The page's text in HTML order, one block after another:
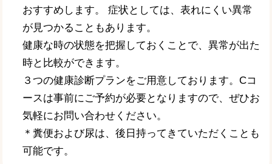
おすすめします。 症状としては、表れにくい異常
が見つかることもあります。
健康な時の状態を把握しておくことで、異常が出た
時と比較ができます。
３つの健康診断プランをご用意しております。Cコ
ースは事前にご予約が必要となりますので、ぜひお
気軽にお問い合わせください。
＊糞便および尿は、後日持ってきていただくことも
可能です。